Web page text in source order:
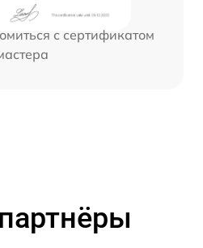
с сертификатом